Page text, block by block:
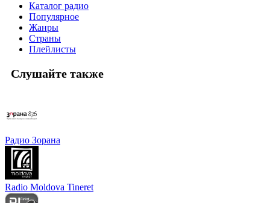
Каталог радио
Популярное
Жанры
Страны
Плейлисты
Слушайте также
Радио Зорана
Radio Moldova Tineret